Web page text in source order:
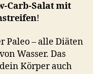
Carb-Salat mit
!
Paleo – alle Diäten
Wasser. Das
Körper auch